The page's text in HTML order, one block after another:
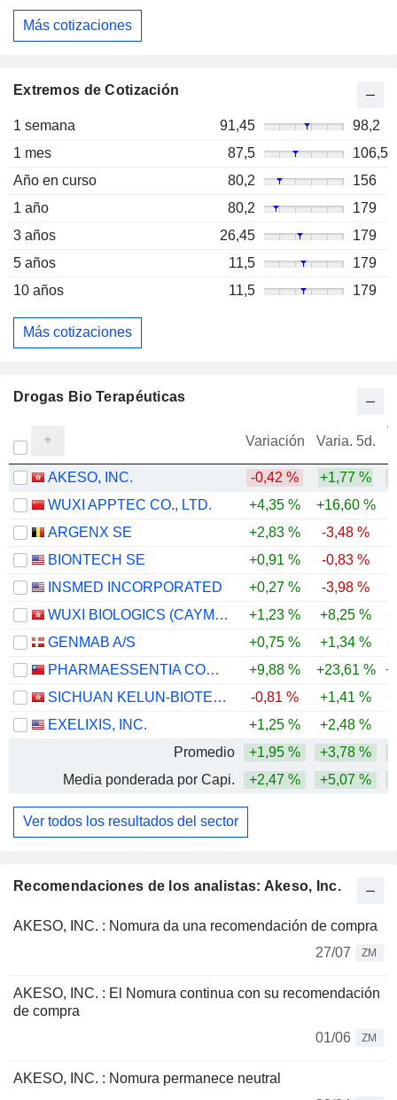
Recomendaciones de los analistas: Akeso, Inc.
AKESO, INC. : Nomura da una recomendación de compra
27/07
ZM
AKESO, INC. : El Nomura continua con su recomendación
de compra
01/06
ZM
AKESO, INC. : Nomura permanece neutral
Más cotizaciones
Extremos de Cotización
1 semana 91,45
98,2
1 mes
87,5
106,5
Año en curso
80,2
156
1 año
80,2
179
3 años
26,45
179
5 años
11,5
179
10 años
11,5 179
Más cotizaciones
Drogas Bio Terapéuticas
Variación Varia. 5d.
AKESO, INC. -0,42 % +1,77 %
WUXI APPTEC CO., LTD.
+4,35 % +16,60 %
ARGENX SE
+2,83 % -3,48 %
BIONTECH SE
+0,91 % -0,83 %
INSMED INCORPORATED
+0,27 % -3,98 %
WUXI BIOLOGICS (CAYMAN) INC.
+1,23 % +8,25 %
GENMAB A/S
+0,75 % +1,34 %
PHARMAESSENTIA CORPORATION
+9,88 % +23,61 %
SICHUAN KELUN-BIOTECH BIOPHARMACEUTICAL CO., LTD.
-0,81 % +1,41 %
EXELIXIS, INC.
+1,25 % +2,48 %
Promedio
+1,95 % +3,78 %
Media ponderada por Capi.
+2,47 % +5,07 %
Ver todos los resultados del sector